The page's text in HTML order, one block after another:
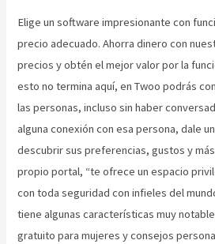
Elige un software impresionante con
precio adecuado. Ahorra dinero con
precios y obtén el mejor valor por la
esto no termina aquí, en Twoo podrás
las personas, incluso sin haber
alguna conexión con esa persona, dale
descubrir sus preferencias, gustos y
propio portal, “te ofrece un espacio
con toda seguridad con infieles del
tiene algunas características muy
gratuito para mujeres y consejos